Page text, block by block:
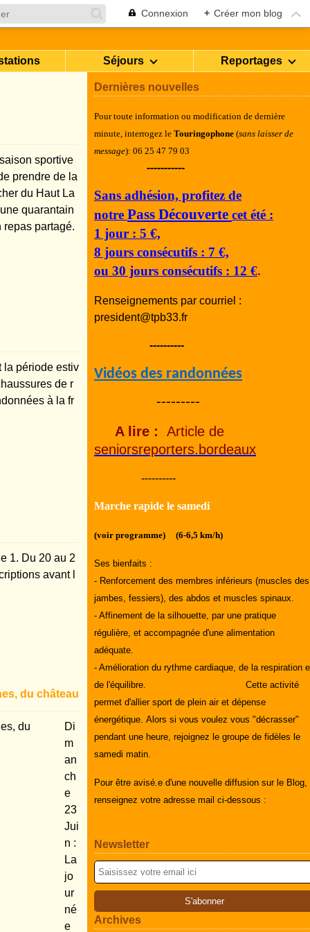
Connexion + Créer mon blog
Séjours Reportages
sportive
prendre de la
du Haut La
quarantain
repas partagé.
la période estiv
de r
à la fr
1. Du 20 au 2
avant l
du château
Di
m
an
ch
e
23
Jui
n :
La
jo
ur
né
e
Dernières nouvelles
Pour toute information ou modification de dernière
minute, interrogez le Touringophone (sans laisser de
message): 06 25 47 79 03
-----------
Sans adhésion, profitez de
notre Pass Découverte cet été :
1 jour : 5 €,
8 jours consécutifs : 7 €,
ou 30 jours consécutifs : 12 €.
Renseignements par courriel :
president@tpb33.fr
----------
Vidéos des randonnées
---------
A lire : Article de
seniorsreporters.bordeaux
----------
Marche rapide le samedi
(voir programme) (6-6,5 km/h)
Ses bienfaits :
- Renforcement des membres inférieurs (muscles des
jambes, fessiers), des abdos et muscles spinaux.
- Affinement de la silhouette, par une pratique
régulière, et accompagnée d'une alimentation
adéquate.
- Amélioration du rythme cardiaque, de la respiration
de l'équilibre. Cette activité
permet d'allier sport de plein air et dépense
énergétique. Alors si vous voulez vous "décrasser"
pendant une heure, rejoignez le groupe de fidèles le
samedi matin.
Pour être avisé.e d'une nouvelle diffusion sur le Blog,
renseignez votre adresse mail ci-dessous :
Newsletter
Archives